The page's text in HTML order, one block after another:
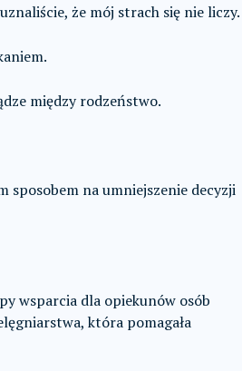
że mój strach się nie liczy.
między rodzeństwo.
sposobem na umniejszenie decyzji
wsparcia dla opiekunów osób
która pomagała